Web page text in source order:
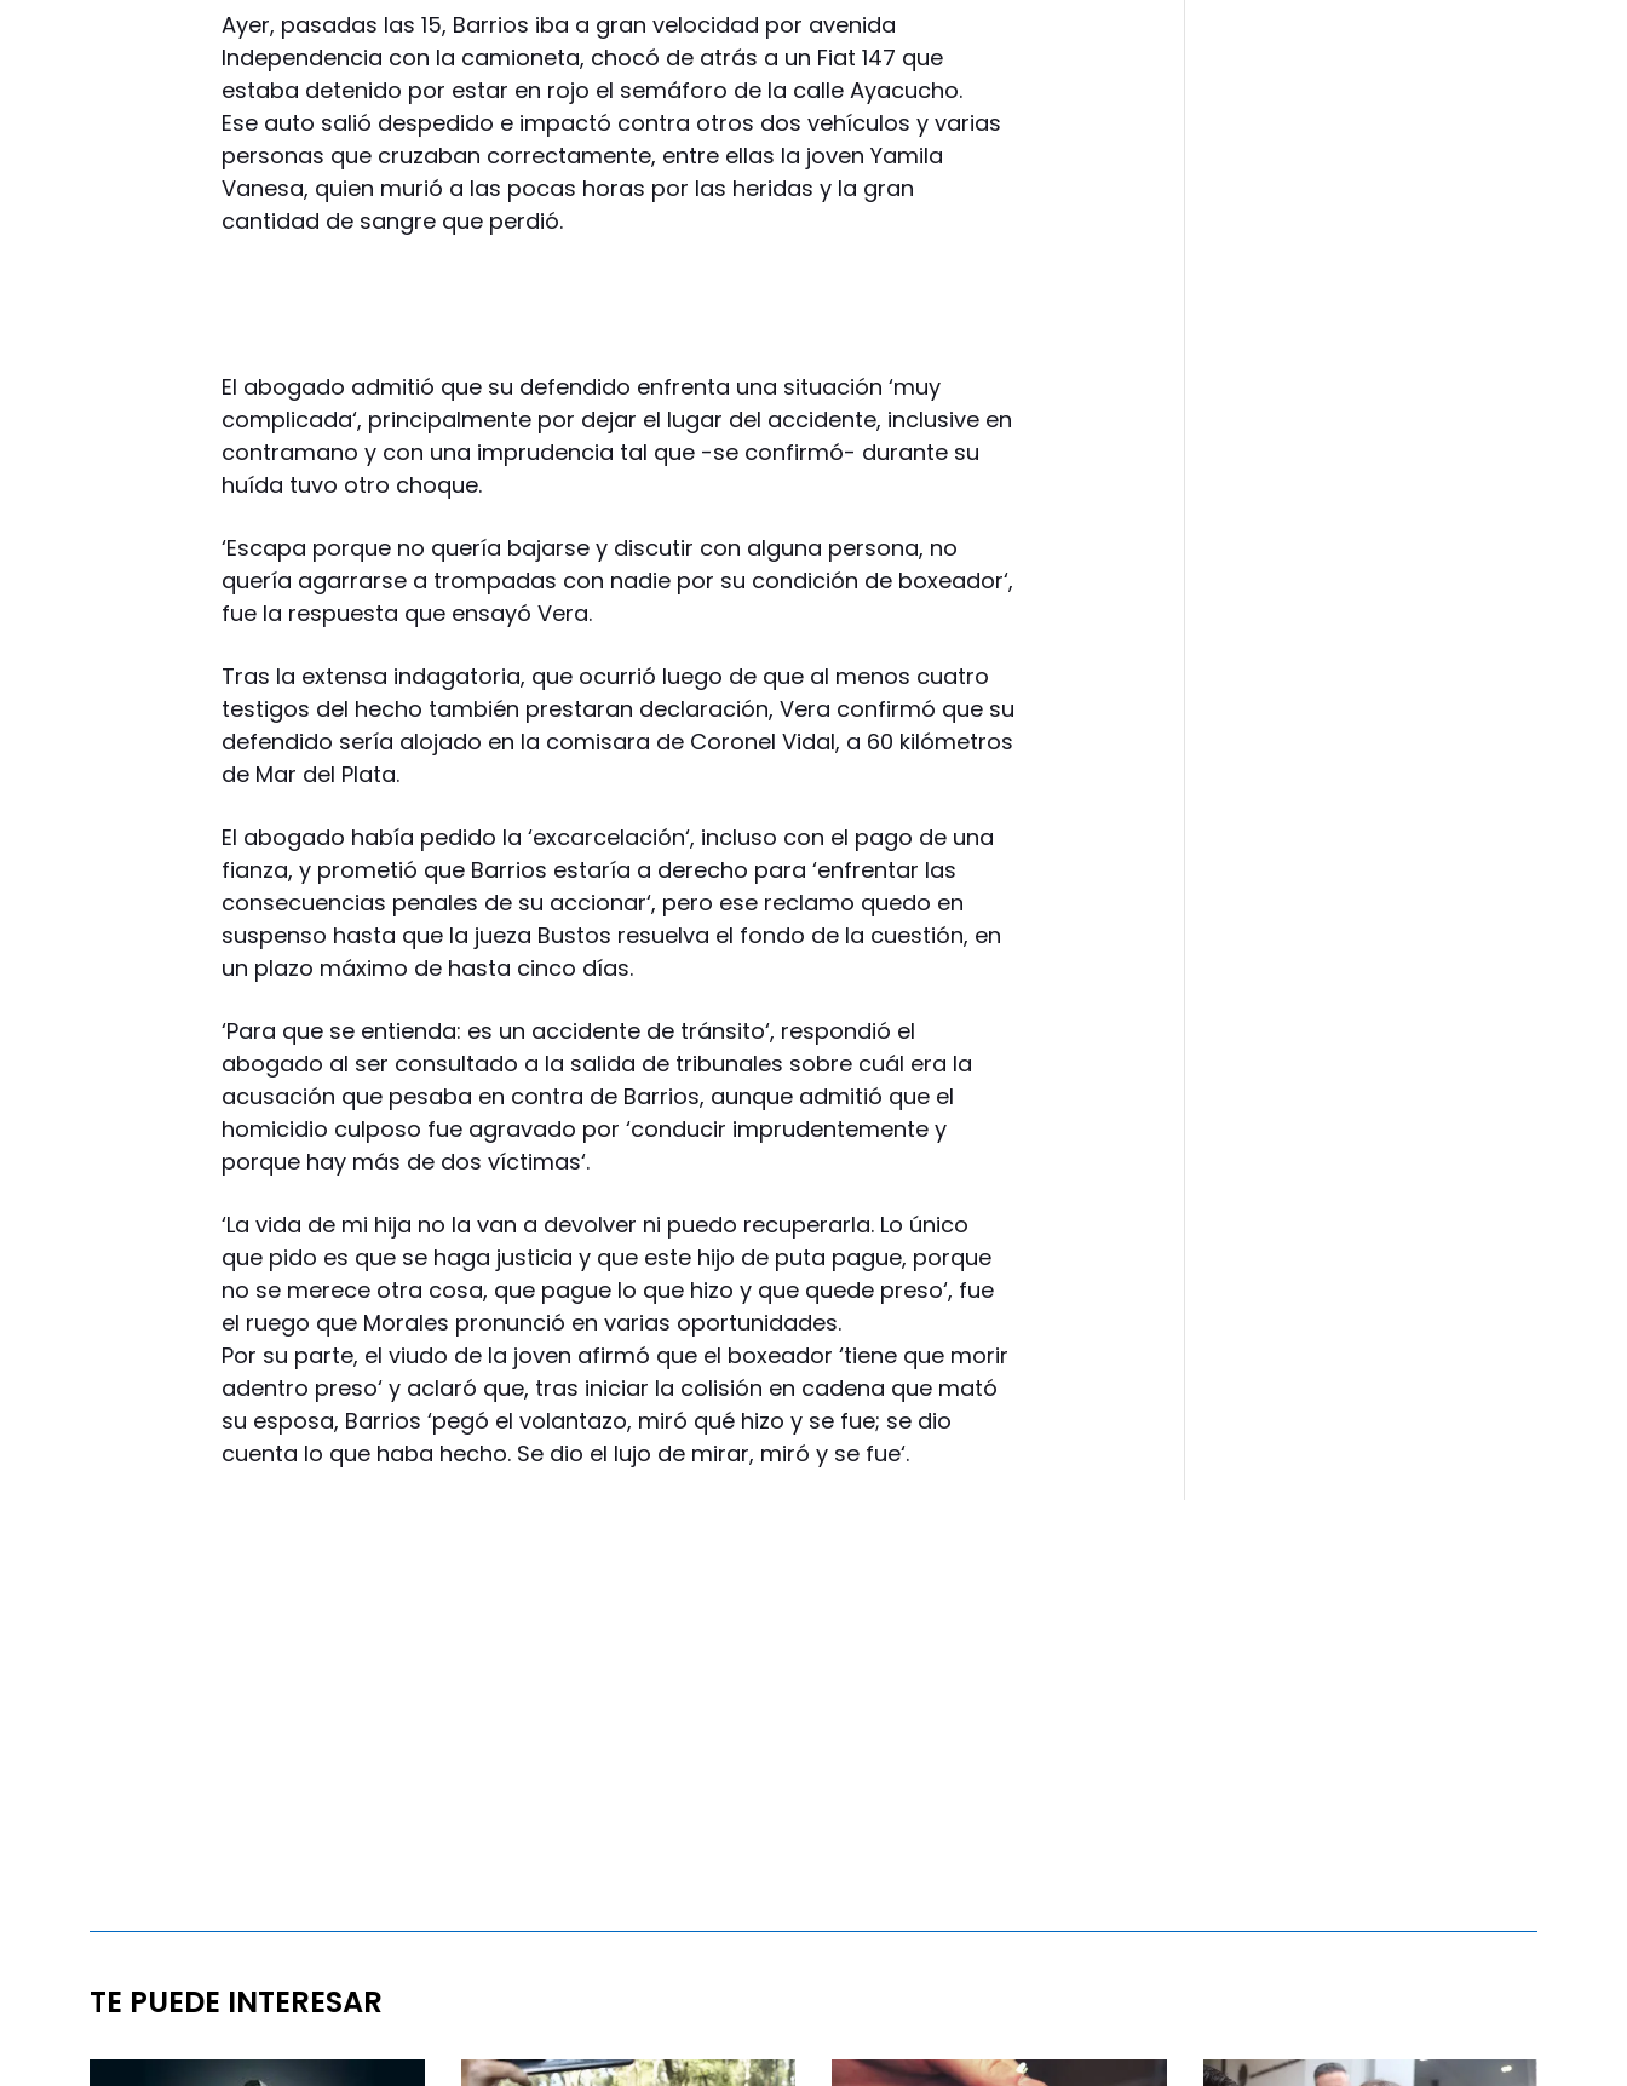
Ayer, pasadas las 15, Barrios iba a gran velocidad por avenida
Independencia con la camioneta, chocó de atrás a un Fiat 147 que
estaba detenido por estar en rojo el semáforo de la calle Ayacucho.
Ese auto salió despedido e impactó contra otros dos vehículos y varias
personas que cruzaban correctamente, entre ellas la joven Yamila
Vanesa, quien murió a las pocas horas por las heridas y la gran
cantidad de sangre que perdió.
El abogado admitió que su defendido enfrenta una situación ‘muy
complicada‘, principalmente por dejar el lugar del accidente, inclusive en
contramano y con una imprudencia tal que -se confirmó- durante su
huída tuvo otro choque.
‘Escapa porque no quería bajarse y discutir con alguna persona, no
quería agarrarse a trompadas con nadie por su condición de boxeador‘,
fue la respuesta que ensayó Vera.
Tras la extensa indagatoria, que ocurrió luego de que al menos cuatro
testigos del hecho también prestaran declaración, Vera confirmó que su
defendido sería alojado en la comisara de Coronel Vidal, a 60 kilómetros
de Mar del Plata.
El abogado había pedido la ‘excarcelación‘, incluso con el pago de una
fianza, y prometió que Barrios estaría a derecho para ‘enfrentar las
consecuencias penales de su accionar‘, pero ese reclamo quedo en
suspenso hasta que la jueza Bustos resuelva el fondo de la cuestión, en
un plazo máximo de hasta cinco días.
‘Para que se entienda: es un accidente de tránsito‘, respondió el
abogado al ser consultado a la salida de tribunales sobre cuál era la
acusación que pesaba en contra de Barrios, aunque admitió que el
homicidio culposo fue agravado por ‘conducir imprudentemente y
porque hay más de dos víctimas‘.
‘La vida de mi hija no la van a devolver ni puedo recuperarla. Lo único
que pido es que se haga justicia y que este hijo de puta pague, porque
no se merece otra cosa, que pague lo que hizo y que quede preso‘, fue
el ruego que Morales pronunció en varias oportunidades.
Por su parte, el viudo de la joven afirmó que el boxeador ‘tiene que morir
adentro preso‘ y aclaró que, tras iniciar la colisión en cadena que mató
su esposa, Barrios ‘pegó el volantazo, miró qué hizo y se fue; se dio
cuenta lo que haba hecho. Se dio el lujo de mirar, miró y se fue‘.
TE PUEDE INTERESAR